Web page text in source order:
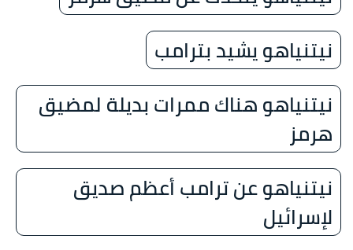
نيتنياهو يشيد بترامب
نيتنياهو هناك ممرات بديلة لمضيق
هرمز
نيتنياهو عن ترامب أعظم صديق
لإسرائيل